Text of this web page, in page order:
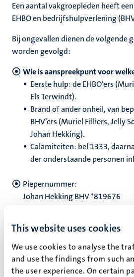
This website uses cookies
We use cookies to analyse the
and use the findings from such
the user experience. On certain
Een aantal vakgroepleden heeft
EHBO en bedrijfshulpverlening
Bij ongevallen dienen de volgende
worden gevolgd:
Wie is aanspreekpunt voor
Eerste hulp: de EHBO’ers
Els Terwindt).
Brand of ander onheil, van
BHV’ers (Muriel Filliers, Jelly
Johan Hekking).
Calamiteiten: bel 1333,
der onderstaande personen
Piepernummer:
Johan Hekking BHV *819676
Wat moet er gebeuren als de
ontruimingsalarminstallatie in
Een rood busje aan het plafond,
met een langzaam aanzwellend